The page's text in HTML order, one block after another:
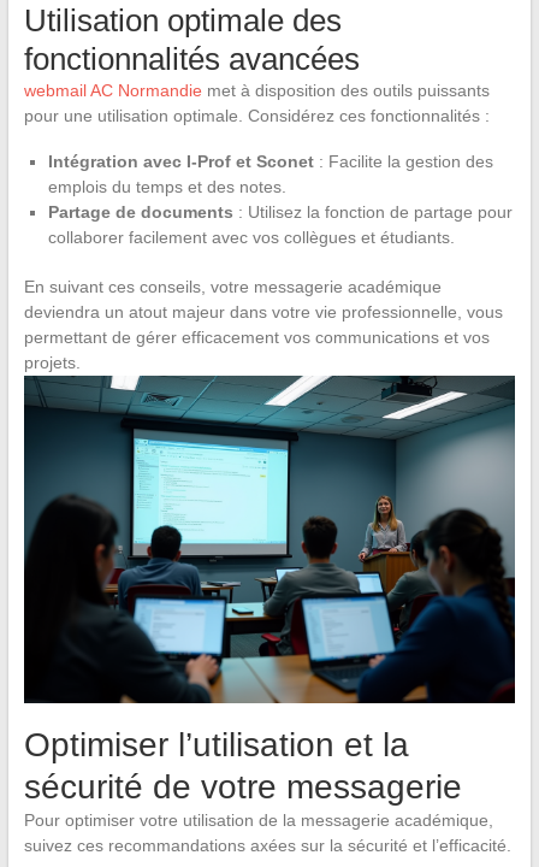
Utilisation optimale des
fonctionnalités avancées
webmail AC Normandie met à disposition des outils puissants
pour une utilisation optimale. Considérez ces fonctionnalités :
Intégration avec I-Prof et Sconet: Facilite la gestion des
emplois du temps et des notes.
Partage de documents : Utilisez la fonction de partage pour
collaborer facilement avec vos collègues et étudiants.
En suivant ces conseils, votre messagerie académique
deviendra un atout majeur dans votre vie professionnelle, vous
permettant de gérer efficacement vos communications et vos
projets.
Optimiser l’utilisation et la
sécurité de votre messagerie
Pour optimiser votre utilisation de la messagerie académique,
suivez ces recommandations axées sur la sécurité et l’efficacité.